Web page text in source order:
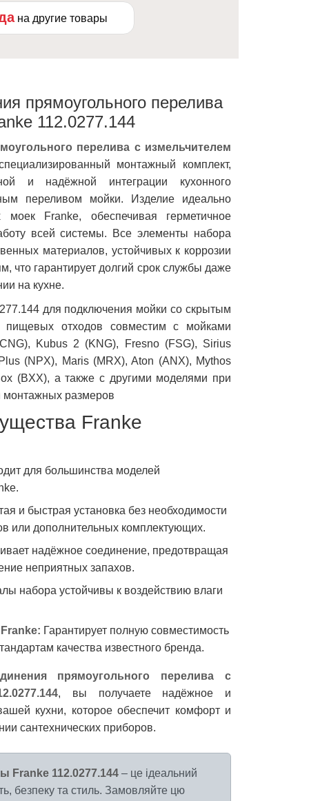
на другие товары
прямоугольного перелива
112.0277.144
перелива с измельчителем
монтажный комплект,
и надёжной интеграции кухонного
переливом мойки. Изделие идеально
Franke, обеспечивая герметичное
всей системы. Все элементы набора
материалов, устойчивых к коррозии
что гарантирует долгий срок службы даже
на кухне.
для подключения мойки со скрытым
пищевых отходов совместим с мойками
Kubus 2 (KNG), Fresno (FSG), Sirius
(NPX), Maris (MRX), Aton (ANX), Mythos
(BXX), а также с другими моделями при
монтажных размеров
Franke
для большинства моделей
и быстрая установка без необходимости
или дополнительных комплектующих.
надёжное соединение, предотвращая
неприятных запахов.
набора устойчивы к воздействию влаги
Гарантирует полную совместимость
качества известного бренда.
прямоугольного перелива с
, вы получаете надёжное и
кухни, которое обеспечит комфорт и
сантехнических приборов.
Franke 112.0277.144 – це ідеальний
безпеку та стиль. Замовляйте цю